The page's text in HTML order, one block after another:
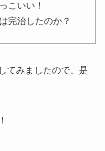
こいい！
完治したのか？
てみましたので、是